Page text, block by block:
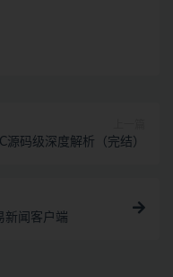
源码级深度解析（完结）
新闻客户端